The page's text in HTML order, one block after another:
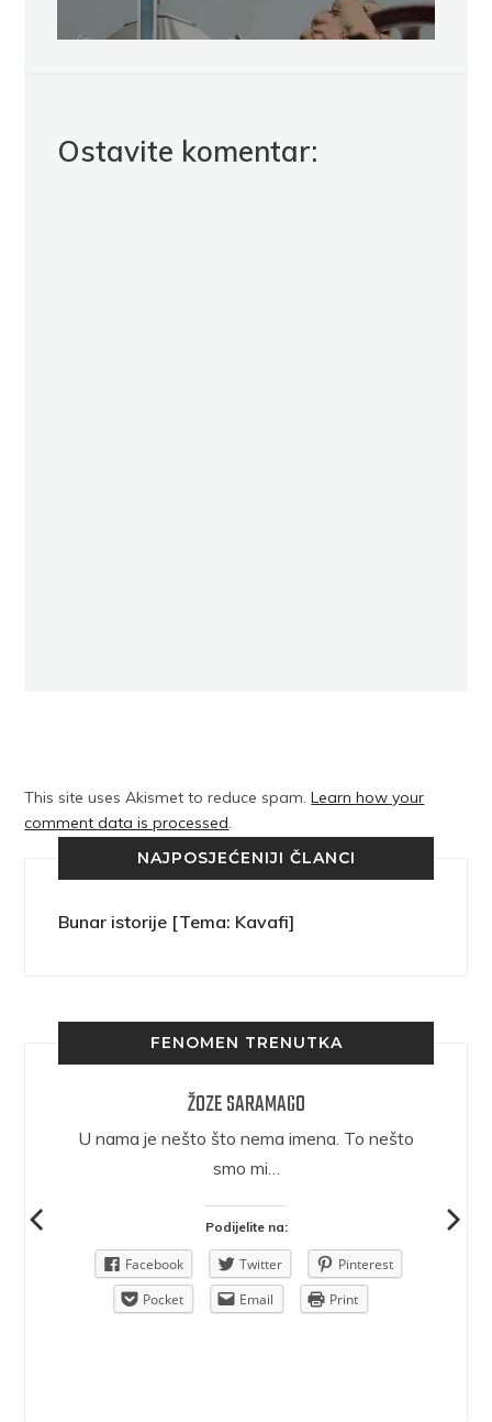
Ostavite komentar:
This site uses Akismet to reduce spam.Learn how your
comment data is processed.
NAJPOSJEĆENIJI ČLANCI
Bunar istorije [Tema: Kavafi]
FENOMEN TRENUTKA
ŽOZE SARAMAGO
U nama je nešto što nema imena. To nešto
smo mi…
Podijelite na:
Facebook Twitter
Pinterest
Pocket
Email Print